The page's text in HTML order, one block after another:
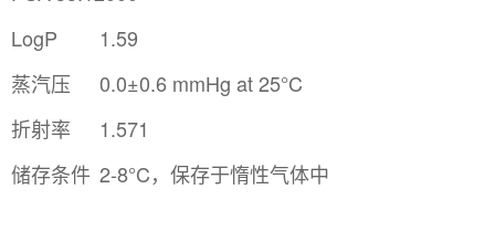
LogP
1.59
蒸汽压
0.0±0.6 mmHg at 25°C
折射率
1.571
储存条件 2-8°C，保存于惰性气体中